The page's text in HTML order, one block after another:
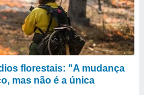
florestais: "A mudança
mas não é a única